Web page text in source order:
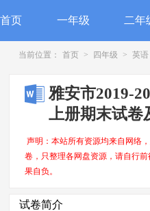
首页 一年级 二年
当前位置： 首页 > 四年级 > 英语
雅安市2019-
上册期末试卷
声明：本站所有资源均来自网络
卷，只整理各网盘资源，请自行
果自负。
试卷简介